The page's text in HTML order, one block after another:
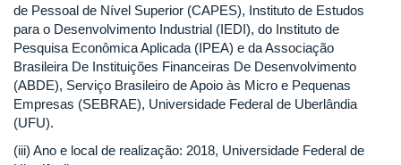
de Pessoal de Nível Superior (CAPES), Instituto de Estudos
para o Desenvolvimento Industrial (IEDI), do Instituto de
Pesquisa Econômica Aplicada (IPEA) e da Associação
Brasileira De Instituições Financeiras De Desenvolvimento
(ABDE), Serviço Brasileiro de Apoio às Micro e Pequenas
Empresas (SEBRAE), Universidade Federal de Uberlândia
(UFU).
(iii) Ano e local de realização: 2018, Universidade Federal de